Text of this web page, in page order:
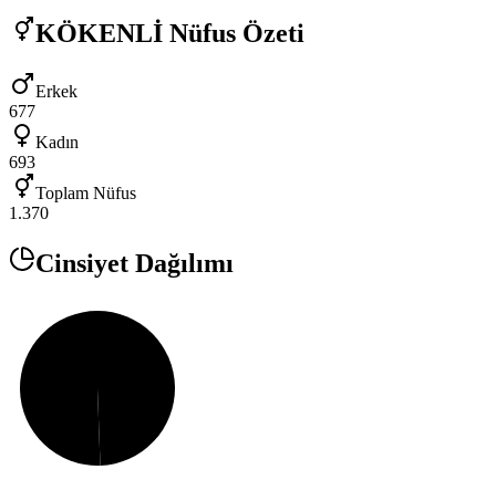
KÖKENLİ Nüfus Özeti
Erkek
677
Kadın
693
Toplam Nüfus
1.370
Cinsiyet Dağılımı